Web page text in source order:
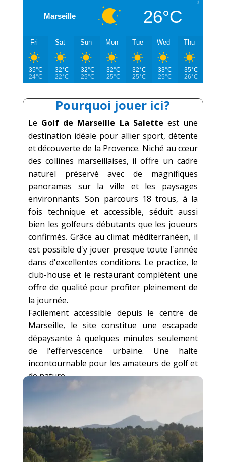
Marseille 26°C
Fri
35°C
24°C
Sat
32°C
22°C
Sun
32°C
25°C
Mon
32°C
25°C
Tue
32°C
25°C
Wed
33°C
25°C
Thu
35°C
26°C
Pourquoi jouer ici?
Le Golf de Marseille La Salette est une
destination idéale pour allier sport, détente
et découverte de la Provence. Niché au cœur
des collines marseillaises, il offre un cadre
naturel préservé avec de magnifiques
panoramas sur la ville et les paysages
environnants. Son parcours 18 trous, à la
fois technique et accessible, séduit aussi
bien les golfeurs débutants que les joueurs
confirmés. Grâce au climat méditerranéen, il
est possible d'y jouer presque toute l'année
dans d'excellentes conditions. Le practice, le
club-house et le restaurant complètent une
offre de qualité pour profiter pleinement de
la journée.
Facilement accessible depuis le centre de
Marseille, le site constitue une escapade
dépaysante à quelques minutes seulement
de l'effervescence urbaine. Une halte
incontournable pour les amateurs de golf et
de nature.